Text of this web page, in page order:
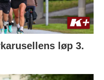
løp 3.